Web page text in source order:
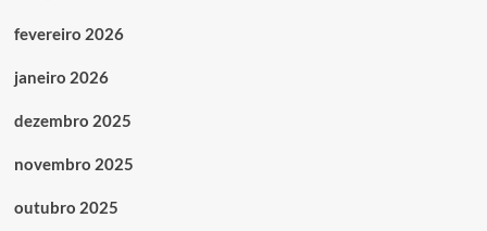
fevereiro 2026
janeiro 2026
dezembro 2025
novembro 2025
outubro 2025